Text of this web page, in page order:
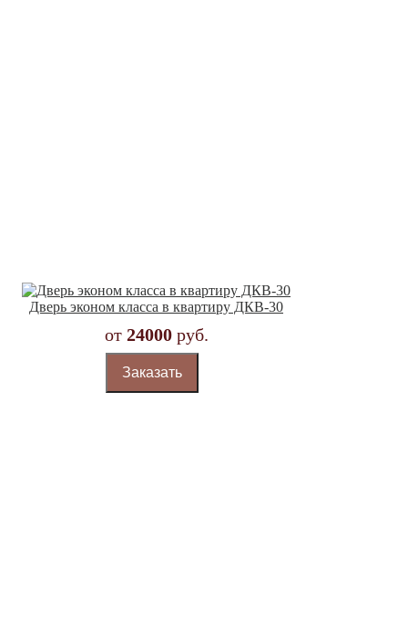
Дверь эконом класса в квартиру ДКВ-30
от 24000руб.
Заказать